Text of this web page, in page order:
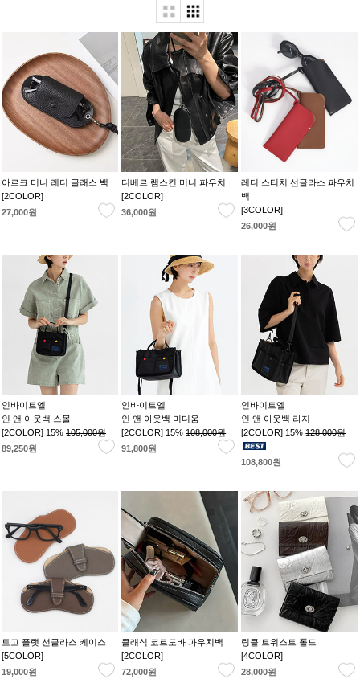
아르크 미니 레더 글래스 백
[2COLOR]
27,000원
디베르 램스킨 미니 파우치
[2COLOR]
36,000원
레더 스티치 선글라스 파우치
백
[3COLOR]
26,000원
인바이트엘
인 앤 아웃백 스몰
[2COLOR] 15% 105,000원
89,250원
인바이트엘
인 앤 아웃백 미디움
[2COLOR] 15%108,000원
91,800원
인바이트엘
인 앤 아웃백 라지
[2COLOR] 15%128,000원
108,800원
토고 플랫 선글라스 케이스
[5COLOR]
19,000원
클래식 코르도바 파우치백
[2COLOR]
72,000원
링클 트위스트 폴드
[4COLOR]
28,000원